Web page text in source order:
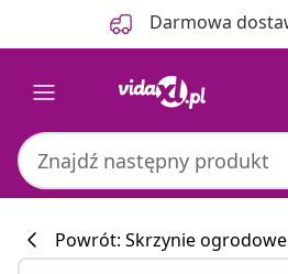
Powrót: Skrzynie ogrodowe